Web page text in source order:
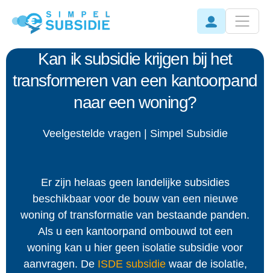
Kan ik subsidie krijgen bij het
transformeren van een kantoorpand
naar een woning?
Veelgestelde vragen | Simpel Subsidie
Er zijn helaas geen landelijke subsidies
beschikbaar voor de bouw van een nieuwe
woning of transformatie van bestaande panden.
Als u een kantoorpand ombouwd tot een
woning kan u hier geen isolatie subsidie voor
aanvragen. De ISDE subsidiewaar de isolatie,